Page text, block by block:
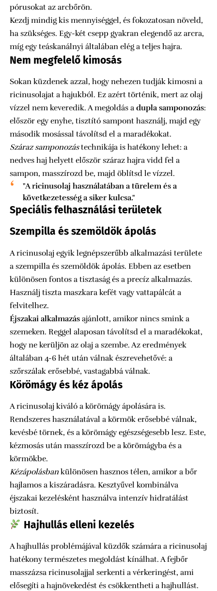
pórusokat az arcbőrön.
Kezdj mindig kis mennyiséggel, és fokozatosan növeld,
ha szükséges. Egy-két csepp gyakran elegendő az arcra,
míg egy teáskanálnyi általában elég a teljes hajra.
Nem megfelelő kimosás
Sokan küzdenek azzal, hogy nehezen tudják kimosni a
ricinusolajat a hajukból. Ez azért történik, mert az olaj
vízzel nem keveredik. A megoldás a dupla samponozás:
először egy enyhe, tisztító sampont használj, majd egy
második mosással távolítsd el a maradékokat.
Száraz samponozástechnikája is hatékony lehet: a
nedves haj helyett először száraz hajra vidd fel a
sampon, masszírozd be, majd öblítsd le vízzel.
"A ricinusolaj használatában a türelem és a
következetesség a siker kulcsa."
Speciális felhasználási területek
Szempilla és szemöldök ápolás
A ricinusolaj egyik legnépszerűbb alkalmazási területe
a szempilla és szemöldök ápolás. Ebben az esetben
különösen fontos a tisztaság és a precíz alkalmazás.
Használj tiszta maszkara kefét vagy vattapálcát a
felvitelhez.
Éjszakai alkalmazás ajánlott, amikor nincs smink a
szemeken. Reggel alaposan távolítsd el a maradékokat,
hogy ne kerüljön az olaj a szembe. Az eredmények
általában 4-6 hét után válnak észrevehetővé: a
szőrszálak erősebbé, vastagabbá válnak.
Körömágy és kéz ápolás
A ricinusolaj kiváló a körömágy ápolására is.
Rendszeres használatával a körmök erősebbé válnak,
kevésbé törnek, és a körömágy egészségesebb lesz. Este,
kézmosás után masszírozd be a körömágyba és a
körmökbe.
Kézápolásban különösen hasznos télen, amikor a bőr
hajlamos a kiszáradásra. Kesztyűvel kombinálva
éjszakai kezelésként használva intenzív hidratálást
biztosít.
Hajhullás elleni kezelés
A hajhullás problémájával küzdők számára a ricinusolaj
hatékony természetes megoldást kínálhat. A fejbőr
masszázsa ricinusolajjal serkenti a vérkeringést, ami
elősegíti a hajnövekedést és csökkentheti a hajhullást.